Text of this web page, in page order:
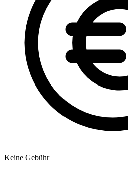
Keine Gebühr